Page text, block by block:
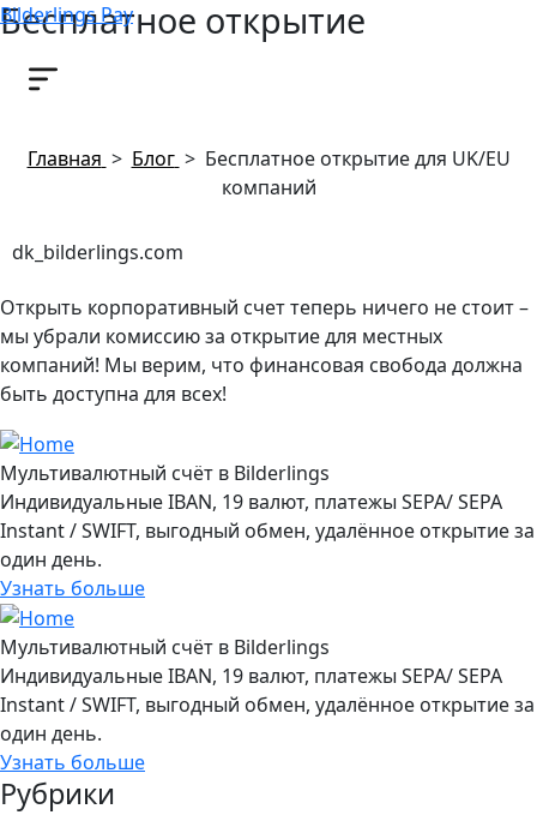
Bilderlings Pay
Бесплатное открытие
для UK/EU компаний
Главная > Блог > Бесплатное открытие для UK/EU
компаний
dk_bilderlings.com
Открыть корпоративный счет теперь ничего не стоит –
мы убрали комиссию за открытие для местных
компаний! Мы верим, что финансовая свобода должна
быть доступна для всех!
Мультивалютный счёт в Bilderlings
Индивидуальные IBAN, 19 валют, платежы SEPA/ SEPA
Instant / SWIFT, выгодный обмен, удалённое открытие за
один день.
Узнать больше
Мультивалютный счёт в Bilderlings
Индивидуальные IBAN, 19 валют, платежы SEPA/ SEPA
Instant / SWIFT, выгодный обмен, удалённое открытие за
один день.
Узнать больше
Рубрики